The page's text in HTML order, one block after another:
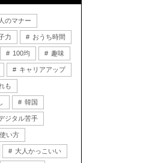
のマナー
力 おうち時間
100均 趣味
キャリアアップ
も
韓国
ジタル苦手
い方
大人かっこいい